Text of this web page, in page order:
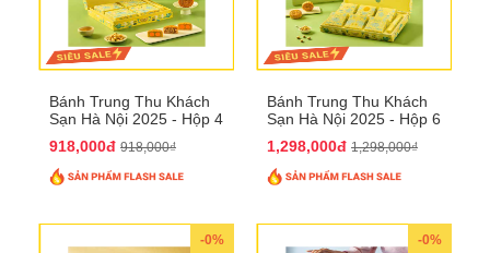
Bánh Trung Thu Khách
Sạn Hà Nội 2025 - Hộp 4
918,000đ 918,000₫
Bánh Trung Thu Khách
Sạn Hà Nội 2025 - Hộp 6
1,298,000đ 1,298,000₫
-0% -0%